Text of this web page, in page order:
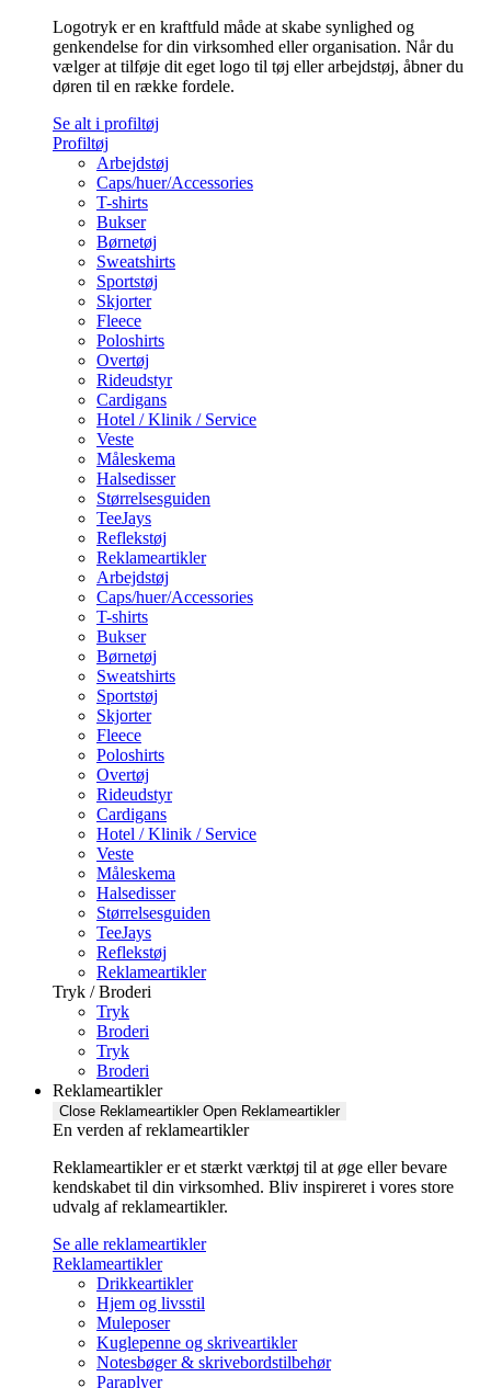
Logotryk er en kraftfuld måde at skabe synlighed og
genkendelse for din virksomhed eller organisation. Når du
vælger at tilføje dit eget logo til tøj eller arbejdstøj, åbner du
døren til en række fordele.
Se alt i profiltøj
Profiltøj
Arbejdstøj
Caps/huer/Accessories
T-shirts
Bukser
Børnetøj
Sweatshirts
Sportstøj
Skjorter
Fleece
Poloshirts
Overtøj
Rideudstyr
Cardigans
Hotel / Klinik / Service
Veste
Måleskema
Halsedisser
Størrelsesguiden
TeeJays
Reflekstøj
Reklameartikler
Arbejdstøj
Caps/huer/Accessories
T-shirts
Bukser
Børnetøj
Sweatshirts
Sportstøj
Skjorter
Fleece
Poloshirts
Overtøj
Rideudstyr
Cardigans
Hotel / Klinik / Service
Veste
Måleskema
Halsedisser
Størrelsesguiden
TeeJays
Reflekstøj
Reklameartikler
Tryk / Broderi
Tryk
Broderi
Tryk
Broderi
Reklameartikler
Close Reklameartikler Open Reklameartikler
En verden af reklameartikler ​
Reklameartikler er et stærkt værktøj til at øge eller bevare
kendskabet til din virksomhed. Bliv inspireret i vores store
udvalg af reklameartikler.
Se alle reklameartikler
Reklameartikler
Drikkeartikler
Hjem og livsstil
Muleposer
Kuglepenne og skriveartikler
Notesbøger & skrivebordstilbehør
Paraplyer